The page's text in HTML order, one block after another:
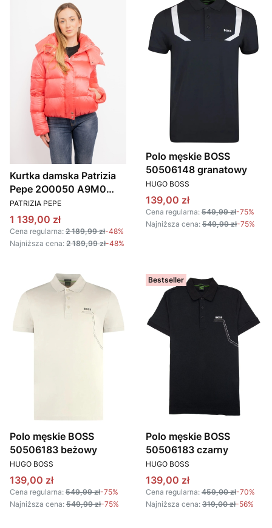
Kurtka damska Patrizia
Pepe 2O0050 A9M0
Koralowy
PRODUCENT
PATRIZIA PEPE
Cena promocyjna
1 139,00 zł
Cena regularna: 2 189,99 zł-48%
Najniższa cena: 2 189,99 zł-48%
Polo męskie BOSS
50506148 granatowy
PRODUCENT
HUGO BOSS
Cena promocyjna
139,00 zł
Cena regularna: 549,99 zł-75%
Najniższa cena: 549,99 zł-75%
Polo męskie BOSS
50506183 beżowy
PRODUCENT
HUGO BOSS
Cena promocyjna
139,00 zł
Cena regularna: 549,99 zł-75%
Najniższa cena: 549,99 zł-75%
Bestseller
Polo męskie BOSS
50506183 czarny
PRODUCENT
HUGO BOSS
Cena promocyjna
139,00 zł
Cena regularna: 459,00 zł-70%
Najniższa cena: 319,00 zł-56%